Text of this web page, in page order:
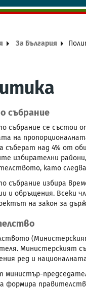
За България
събрание
събрание се състои
на
съберат над 4% от
избирателни
като
събрание избира
и обръщения. Всеки
на закон за
Министерският
ред и
министър-
формира